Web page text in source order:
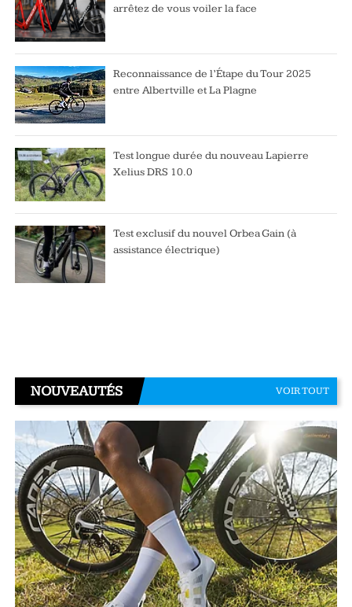
arrêtez de vous voiler la face
Reconnaissance de l’Étape du Tour 2025
entre Albertville et La Plagne
Test longue durée du nouveau Lapierre
Xelius DRS 10.0
Test exclusif du nouvel Orbea Gain (à
assistance électrique)
NOUVEAUTÉS VOIR TOUT